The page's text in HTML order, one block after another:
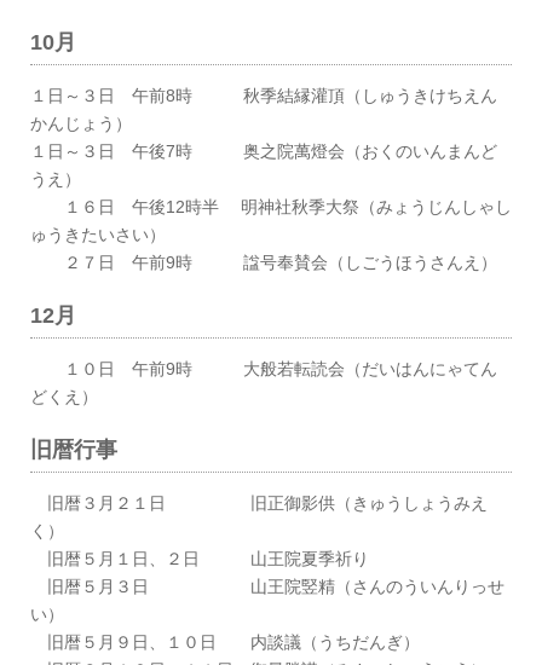
10月
１日～３日 午前8時 秋季結縁灌頂（しゅうきけちえん
かんじょう）
１日～３日 午後7時 奥之院萬燈会（おくのいんまんど
うえ）
１６日 午後12時半 明神社秋季大祭（みょうじんしゃし
ゅうきたいさい）
２７日 午前9時 諡号奉賛会（しごうほうさんえ）
12月
１０日 午前9時 大般若転読会（だいはんにゃてん
どくえ）
旧暦行事
旧暦３月２１日 旧正御影供（きゅうしょうみえ
く）
旧暦５月１日、２日 山王院夏季祈り
旧暦５月３日 山王院竪精（さんのういんりっせ
い）
旧暦５月９日、１０日 内談議（うちだんぎ）